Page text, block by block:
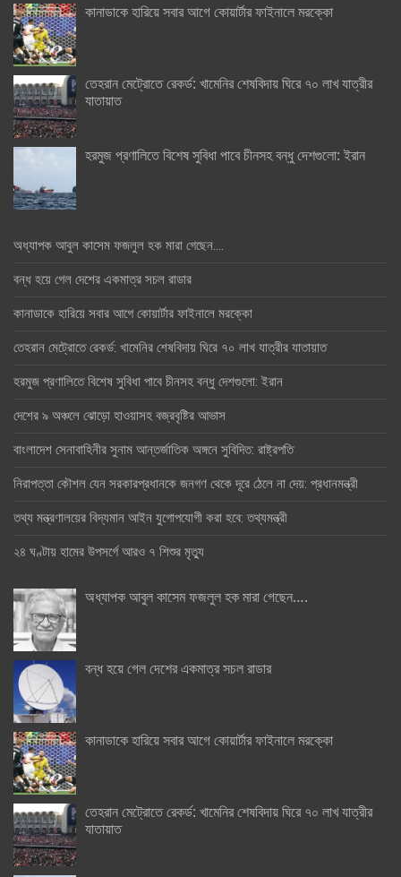
কানাডাকে হারিয়ে সবার আগে কোয়ার্টার ফাইনালে মরক্কো
তেহরান মেট্রোতে রেকর্ড: খামেনির শেষবিদায় ঘিরে ৭০ লাখ যাত্রীর
যাতায়াত
হরমুজ প্রণালিতে বিশেষ সুবিধা পাবে চীনসহ বন্ধু দেশগুলো: ইরান
অধ্যাপক আবুল কাসেম ফজলুল হক মারা গেছেন….
বন্ধ হয়ে গেল দেশের একমাত্র সচল রাডার
কানাডাকে হারিয়ে সবার আগে কোয়ার্টার ফাইনালে মরক্কো
তেহরান মেট্রোতে রেকর্ড: খামেনির শেষবিদায় ঘিরে ৭০ লাখ যাত্রীর যাতায়াত
হরমুজ প্রণালিতে বিশেষ সুবিধা পাবে চীনসহ বন্ধু দেশগুলো: ইরান
দেশের ৯ অঞ্চলে ঝোড়ো হাওয়াসহ বজ্রবৃষ্টির আভাস
বাংলাদেশ সেনাবাহিনীর সুনাম আন্তর্জাতিক অঙ্গনে সুবিদিত: রাষ্ট্রপতি
নিরাপত্তা কৌশল যেন সরকারপ্রধানকে জনগণ থেকে দূরে ঠেলে না দেয়: প্রধানমন্ত্রী
তথ্য মন্ত্রণালয়ের বিদ্যমান আইন যুগোপযোগী করা হবে: তথ্যমন্ত্রী
২৪ ঘণ্টায় হামের উপসর্গে আরও ৭ শিশুর মৃত্যু
অধ্যাপক আবুল কাসেম ফজলুল হক মারা গেছেন….
বন্ধ হয়ে গেল দেশের একমাত্র সচল রাডার
কানাডাকে হারিয়ে সবার আগে কোয়ার্টার ফাইনালে মরক্কো
তেহরান মেট্রোতে রেকর্ড: খামেনির শেষবিদায় ঘিরে ৭০ লাখ যাত্রীর
যাতায়াত